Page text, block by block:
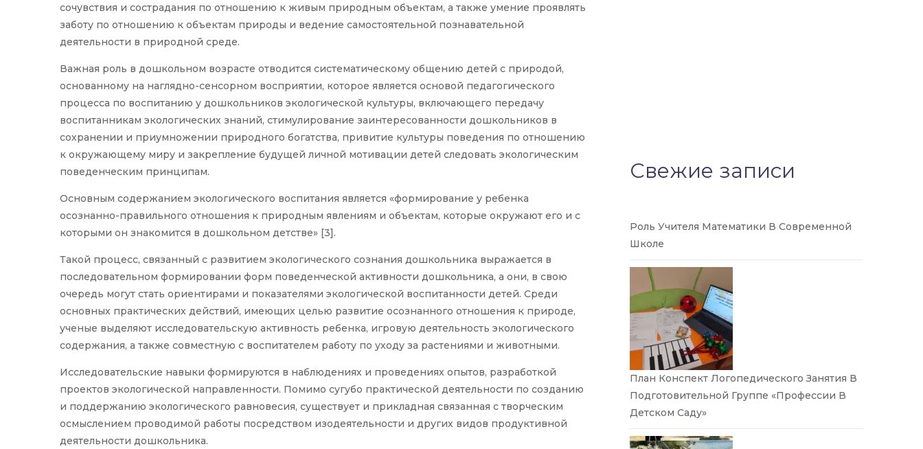
сочувствия и сострадания по отношению к живым природным объектам, а также умение проявлять
заботу по отношению к объектам природы и ведение самостоятельной познавательной
деятельности в природной среде.
Важная роль в дошкольном возрасте отводится систематическому общению детей с природой,
основанному на наглядно-сенсорном восприятии, которое является основой педагогического
процесса по воспитанию у дошкольников экологической культуры, включающего передачу
воспитанникам экологических знаний, стимулирование заинтересованности дошкольников в
сохранении и приумножении природного богатства, привитие культуры поведения по отношению
к окружающему миру и закрепление будущей личной мотивации детей следовать экологическим
поведенческим принципам.
Основным содержанием экологического воспитания является «формирование у ребенка
осознанно-правильного отношения к природным явлениям и объектам, которые окружают его и с
которыми он знакомится в дошкольном детстве» [3].
Такой процесс, связанный с развитием экологического сознания дошкольника выражается в
последовательном формировании форм поведенческой активности дошкольника, а они, в свою
очередь могут стать ориентирами и показателями экологической воспитанности детей. Среди
основных практических действий, имеющих целью развитие осознанного отношения к природе,
ученые выделяют исследовательскую активность ребенка, игровую деятельность экологического
содержания, а также совместную с воспитателем работу по уходу за растениями и животными.
Исследовательские навыки формируются в наблюдениях и проведениях опытов, разработкой
проектов экологической направленности. Помимо сугубо практической деятельности по созданию
и поддержанию экологического равновесия, существует и прикладная связанная с творческим
осмыслением проводимой работы посредством изодеятельности и других видов продуктивной
деятельности дошкольника.
Свежие записи
Роль Учителя Математики В Современной
Школе
План Конспект Логопедического Занятия В
Подготовительной Группе «Профессии В
Детском Саду»